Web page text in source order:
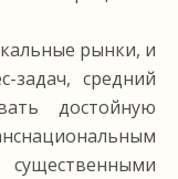
рынки, и
задач, средний
достойную